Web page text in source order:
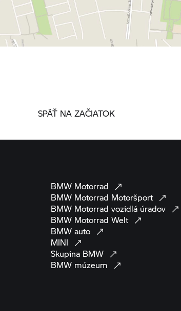
SPÄŤ NA ZAČIATOK
BMW Motorrad
BMW Motorrad Motoršport
BMW Motorrad vozidlá úradov
BMW Motorrad Welt
BMW auto
MINI
Skupina BMW
BMW múzeum